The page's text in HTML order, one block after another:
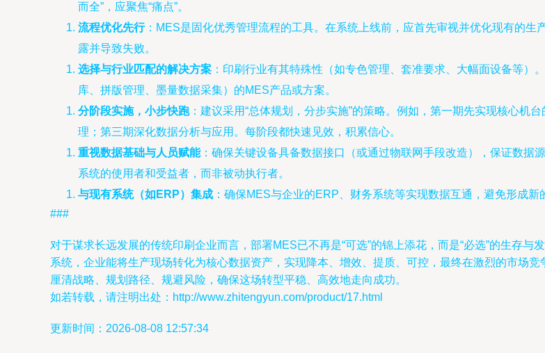
而全”，应聚焦“痛点”。
流程优化先行：MES是固化优秀管理流程的工具。在系统上线前，应首先审视并优化现有的
露并导致失败。
选择与行业匹配的解决方案 ：印刷行业有其特殊性（如专色管理、套准要求、大幅面设备等
库、拼版管理、墨量数据采集）的MES产品或方案。
分阶段实施，小步快跑：建议采用“总体规划，分步实施”的策略。例如，第一期先实现核心机
理；第三期深化数据分析与应用。每阶段都快速见效，积累信心。
重视数据基础与人员赋能：确保关键设备具备数据接口（或通过物联网手段改造），保证数据
系统的使用者和受益者，而非被动执行者。
与现有系统（如ERP）集成 ：确保MES与企业的ERP、财务系统等实现数据互通，避免形成
###
对于谋求长远发展的传统印刷企业而言，部署MES已不再是“可选”的锦上添花，而是“必选”的生存
系统，企业能将生产现场转化为核心数据资产，实现降本、增效、提质、可控，最终在激烈的市场
厘清战略、规划路径、规避风险，确保这场转型平稳、高效地走向成功。
如若转载，请注明出处：http://www.zhitengyun.com/product/17.html
更新时间：2026-08-08 12:57:34